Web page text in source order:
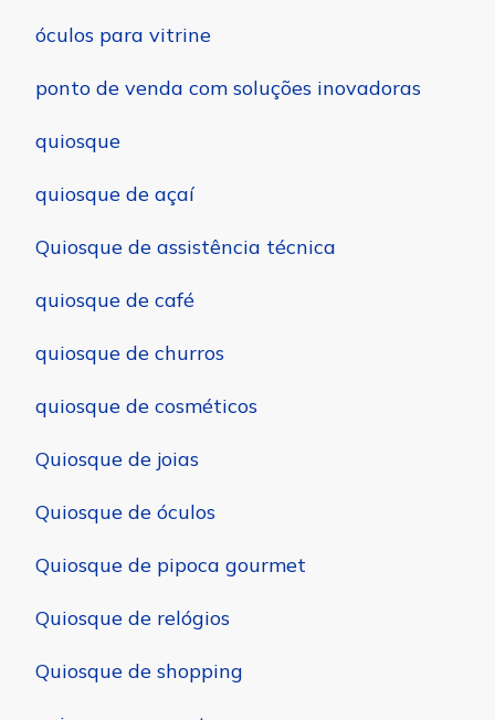
óculos para vitrine
ponto de venda com soluções inovadoras
quiosque
quiosque de açaí
Quiosque de assistência técnica
quiosque de café
quiosque de churros
quiosque de cosméticos
Quiosque de joias
Quiosque de óculos
Quiosque de pipoca gourmet
Quiosque de relógios
Quiosque de shopping